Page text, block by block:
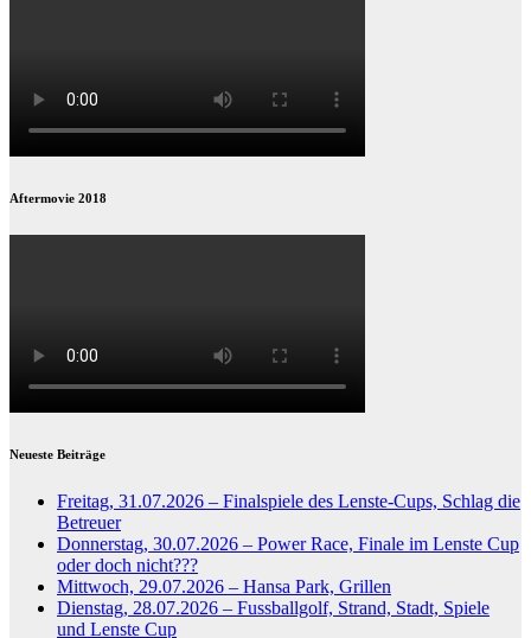
Aftermovie 2018
Neueste Beiträge
Freitag, 31.07.2026 – Finalspiele des Lenste-Cups, Schlag die
Betreuer
Donnerstag, 30.07.2026 – Power Race, Finale im Lenste Cup
oder doch nicht???
Mittwoch, 29.07.2026 – Hansa Park, Grillen
Dienstag, 28.07.2026 – Fussballgolf, Strand, Stadt, Spiele
und Lenste Cup